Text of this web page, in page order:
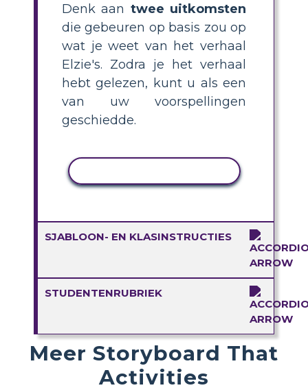
Denk aan twee uitkomsten
die gebeuren op basis zou op
wat je weet van het verhaal
Elzie's. Zodra je het verhaal
hebt gelezen, kunt u als een
van uw voorspellingen
geschiedde.
SJABLOON- EN KLASINSTRUCTIES
STUDENTENRUBRIEK
Meer Storyboard That
Activities